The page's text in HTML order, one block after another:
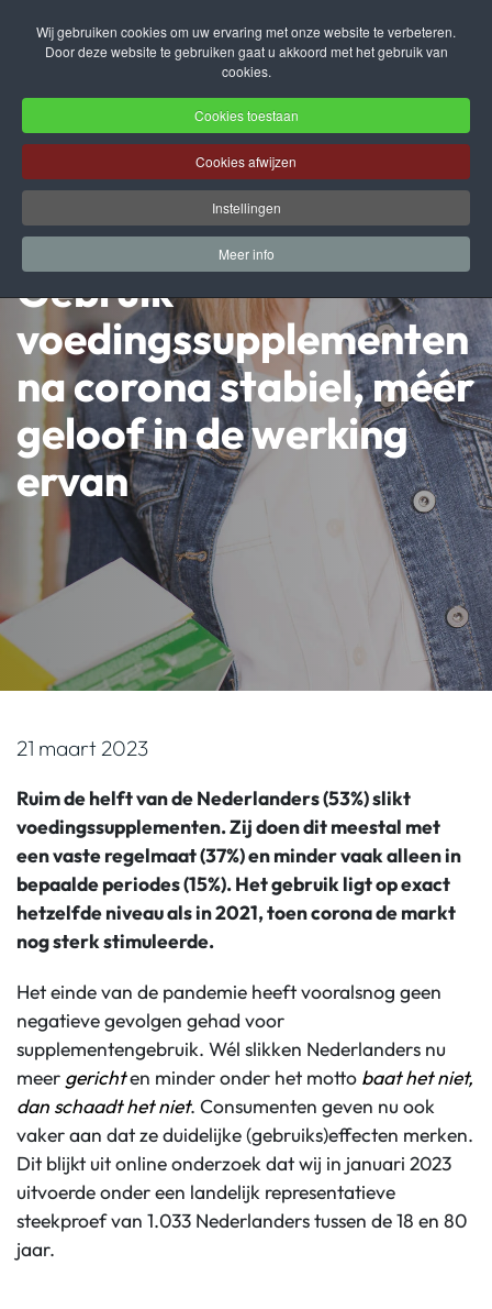
Wij gebruiken cookies om uw ervaring met onze website te verbeteren.
Door deze website te gebruiken gaat u akkoord met het gebruik van
cookies.
Cookies toestaan
Cookies afwijzen
Instellingen
Meer info
Terug naar hoofdinhoud
Gebruik
voedingssupplementen
na corona stabiel, méér
geloof in de werking
ervan
21 maart 2023
Ruim de helft van de Nederlanders (53%) slikt
voedingssupplementen. Zij doen dit meestal met
een vaste regelmaat (37%) en minder vaak alleen in
bepaalde periodes (15%). Het gebruik ligt op exact
hetzelfde niveau als in 2021, toen corona de markt
nog sterk stimuleerde.
Het einde van de pandemie heeft vooralsnog geen
negatieve gevolgen gehad voor
supplementengebruik. Wél slikken Nederlanders nu
meer gerichten minder onder het motto baat het niet,
dan schaadt het niet. Consumenten geven nu ook
vaker aan dat ze duidelijke (gebruiks)effecten merken.
Dit blijkt uit online onderzoek dat wij in januari 2023
uitvoerde onder een landelijk representatieve
steekproef van 1.033 Nederlanders tussen de 18 en 80
jaar.